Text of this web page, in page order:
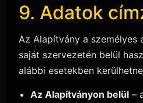
9. Adatok
Az Alapítvány a személyes
saját szervezetén belül
alábbi esetekben
Az Alapítványon belül –